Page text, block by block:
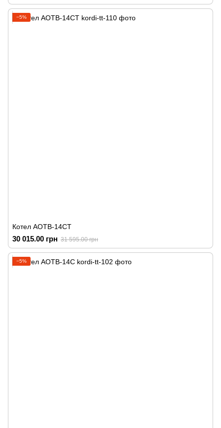
−5%
Котел АОТВ-14СТ
30 015.00 грн 31 595.00 грн
−5%